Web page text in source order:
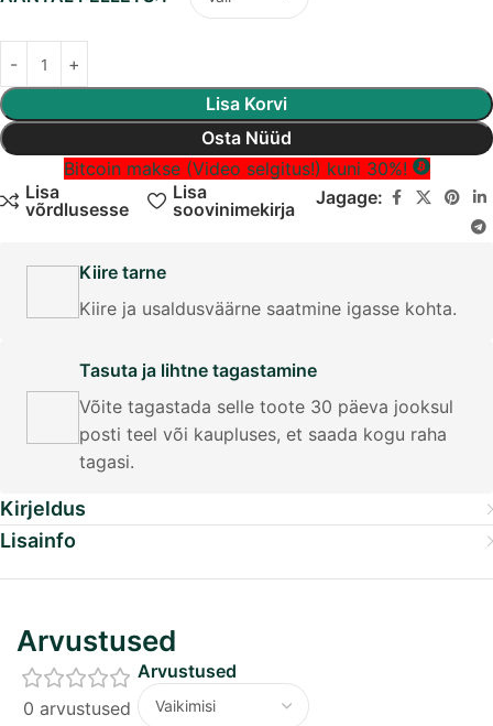
Lisa Korvi
Osta Nüüd
Bitcoin makse (Video selgitus!) kuni 30%!
Lisa
võrdlusesse
Lisa
soovinimekirja
Jagage:
Kiire tarne
Kiire ja usaldusväärne saatmine igasse kohta.
Tasuta ja lihtne tagastamine
Võite tagastada selle toote 30 päeva jooksul
posti teel või kaupluses, et saada kogu raha
tagasi.
Kirjeldus
Lisainfo
Arvustused
0 arvustused
Arvustused